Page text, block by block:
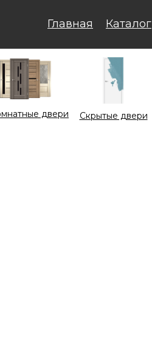
Каталог
Главная
Cкрытые двери
двери